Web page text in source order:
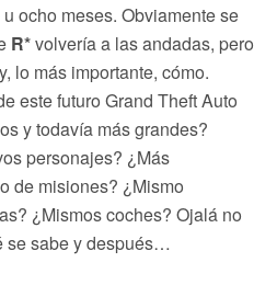
ocho meses. Obviamente se
R*volvería a las andadas, pero
lo más importante, cómo.
este futuro Grand Theft Auto
y todavía más grandes?
personajes? ¿Más
de misiones? ¿Mismo
¿Mismos coches? Ojalá no
se sabe y después…